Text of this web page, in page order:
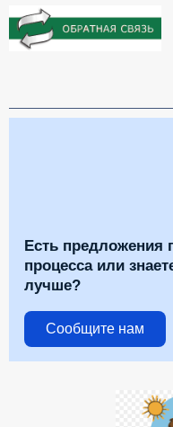
Есть предложения
процесса или
лучше?
Сообщите нам